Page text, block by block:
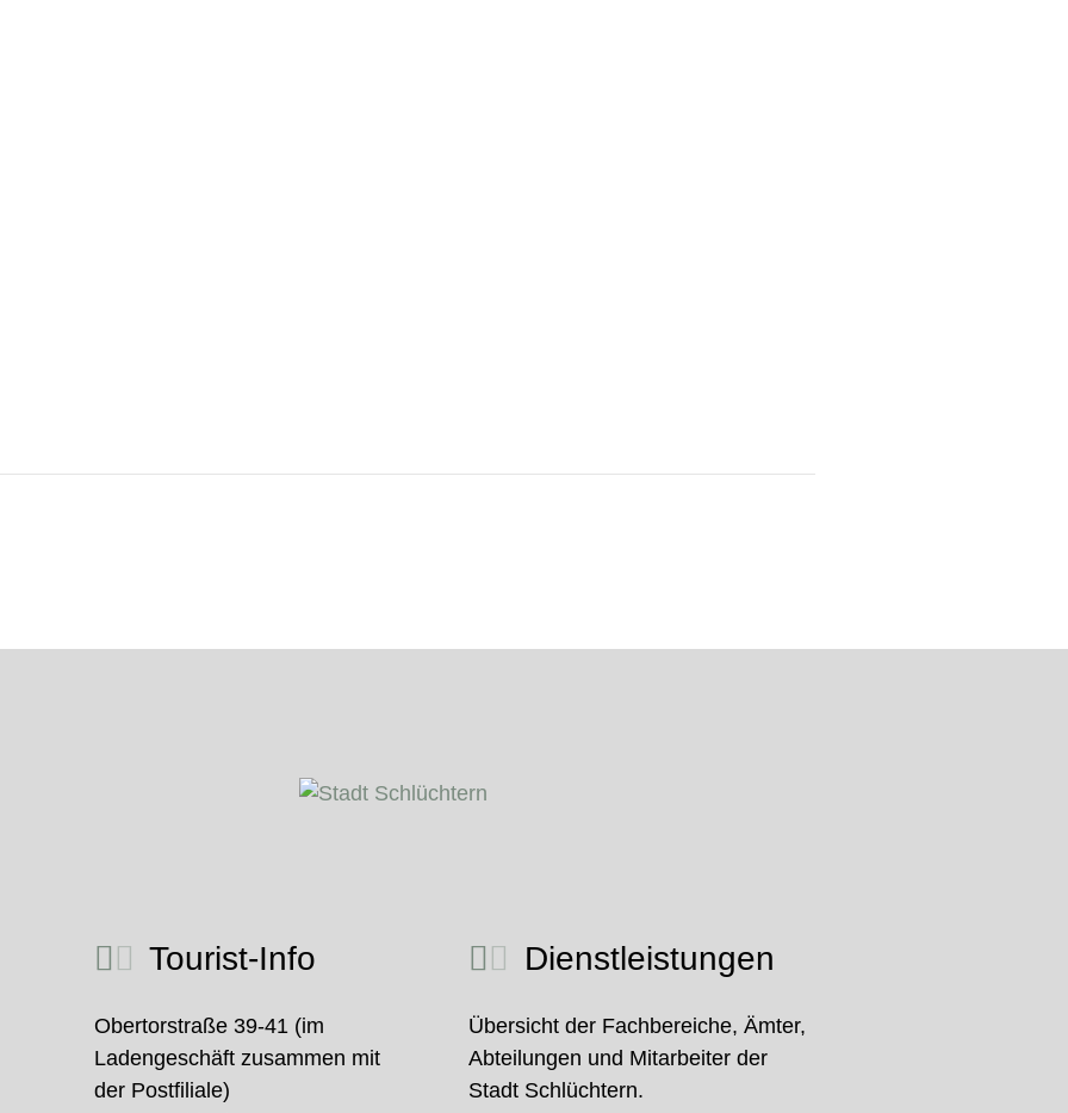
Tourist-Info
Obertorstraße 39-41 (im
Ladengeschäft zusammen mit
der Postfiliale)
Dienstleistungen
Übersicht der Fachbereiche, Ämter,
Abteilungen und Mitarbeiter der
Stadt Schlüchtern.